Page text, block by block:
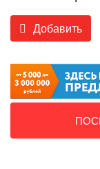
Добавить